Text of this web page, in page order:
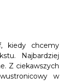
kiedy chcemy
Najbardziej
Z ciekawszych
w